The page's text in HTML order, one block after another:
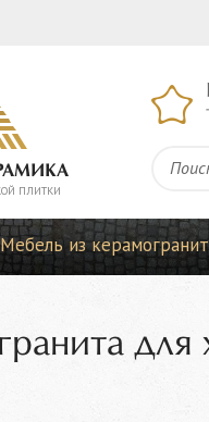
ПЛИТКИ
Мебель из
для